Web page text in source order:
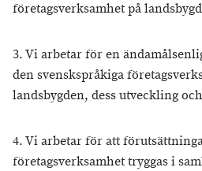
företagsverksamhet på
3. Vi arbetar för en
den svenskspråkiga
landsbygden, dess utveckling
4. Vi arbetar för att
företagsverksamhet tryggas i